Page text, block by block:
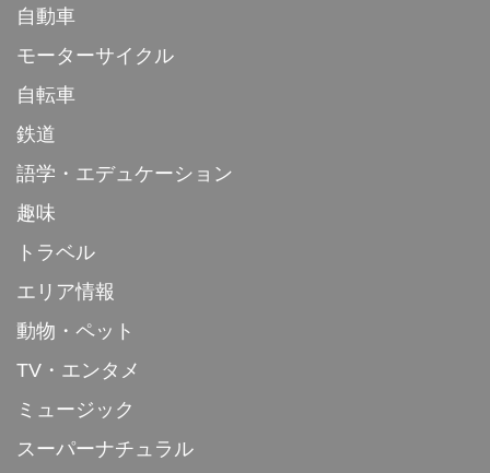
自動車
モーターサイクル
自転車
鉄道
語学・エデュケーション
趣味
トラベル
エリア情報
動物・ペット
TV・エンタメ
ミュージック
スーパーナチュラル